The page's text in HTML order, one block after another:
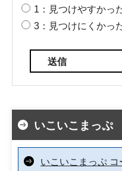
1：見つけやすかっ
3：見つけにくかっ
いこいこまっぷ
いこいこまっぷ コ